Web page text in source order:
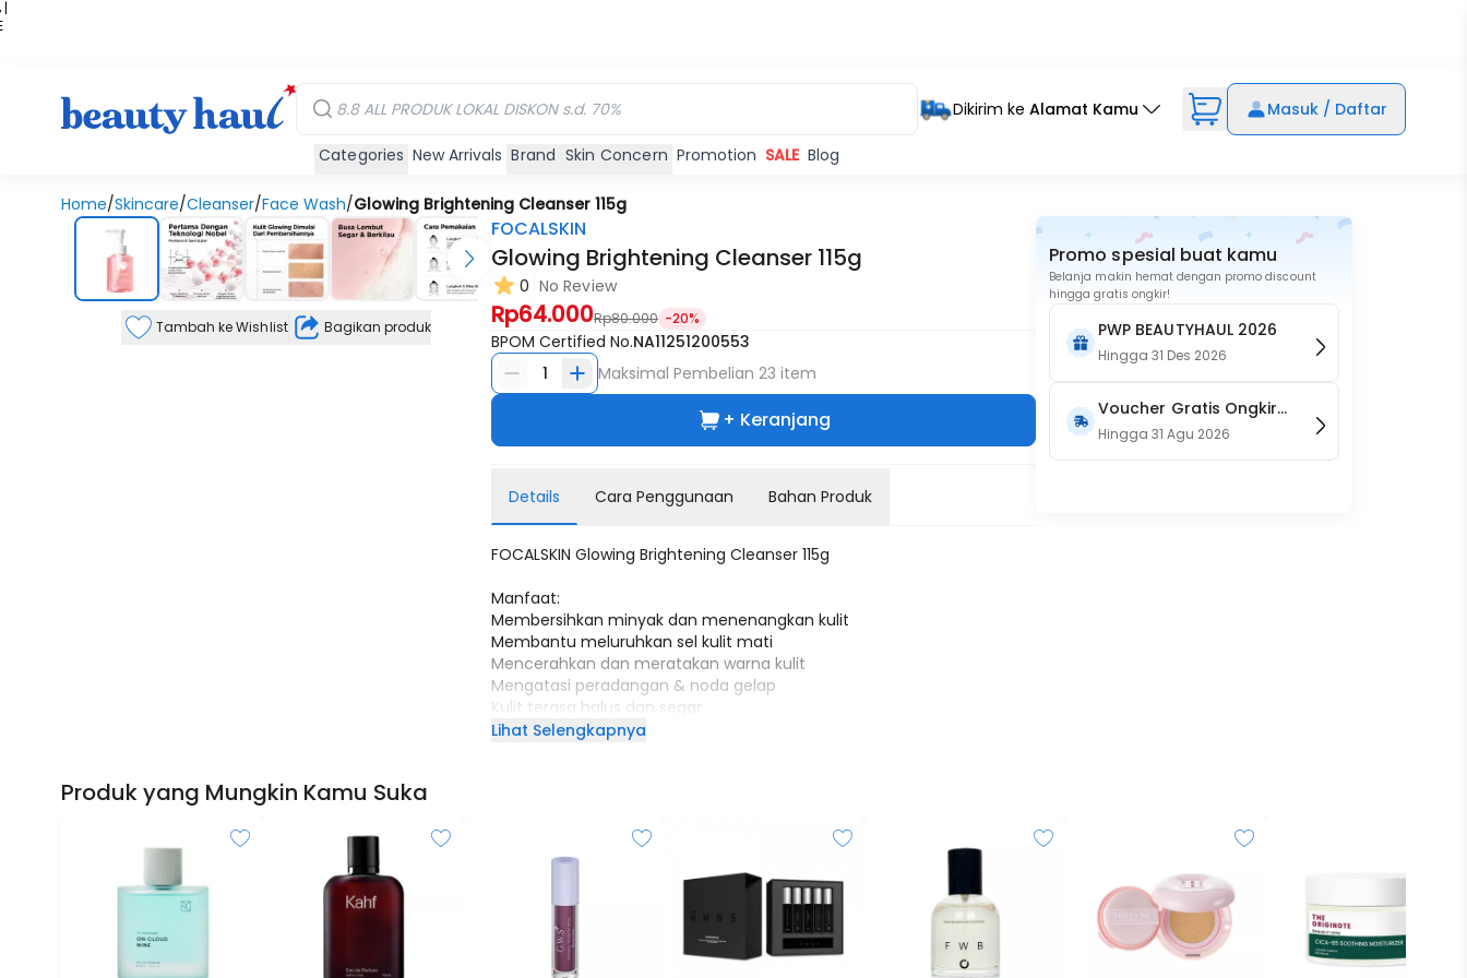
|
Dikirim ke Alamat Kamu Masuk / Daftar
Categories New Arrivals Brand Skin Concern Promotion SALE Blog
Home/Skincare/Cleanser/Face Wash/Glowing Brightening Cleanser 115g
Tambah ke Wishlist Bagikan produk
FOCALSKIN
Glowing Brightening Cleanser 115g
0 No Review
Rp64.000Rp80.000 -20%
BPOM Certified No.NA11251200553
1
Maksimal Pembelian23 item
+ Keranjang
Details Cara Penggunaan Bahan Produk
FOCALSKIN Glowing Brightening Cleanser 115g
Manfaat:
Membersihkan minyak dan menenangkan kulit
Membantu meluruhkan sel kulit mati
Mencerahkan dan meratakan warna kulit
Mengatasi peradangan & noda gelap
Kulit terasa halus dan segar
yang lebih halus dan cerah.
- Patented Supramolecular Amino Acid
Membantu mengikat minyak dan kotoran, membersihkan kulit secara
mendalam dan lebih efektif.
- Licorice
Menghambat aktivitas tyrosinase, membuat kulit lebih cerah, , halus,
dan lembut
Lihat Selengkapnya
Promo spesial buat kamu
Belanja makin hemat dengan promo discount
hingga gratis ongkir!
PWP BEAUTYHAUL 2026
Hingga31 Des 2026
Voucher Gratis Ongkir
15RB (Only on Website)
Hingga31 Agu 2026
Produk yang Mungkin Kamu Suka